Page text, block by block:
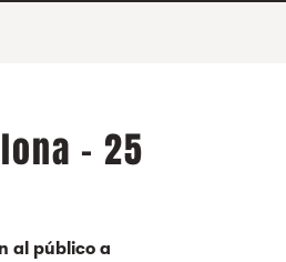
- 25
al público a